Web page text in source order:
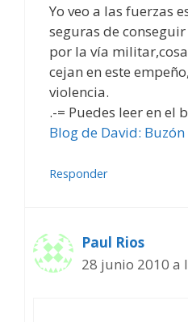
Yo veo a las fuerzas
seguras de
por la vía
cejan en este
violencia.
.-= Puedes leer en el
Blog de David: Buzón
Responder
Paul Rios
28 junio 2010 a